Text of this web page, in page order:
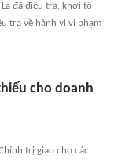
đã điều tra, khởi tố
tra về hành vi vi phạm
cho doanh
trị giao cho các